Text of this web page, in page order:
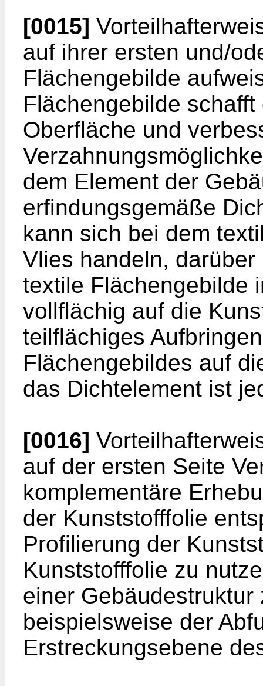
[0015]
auf ihrer ersten und/
Flächengebilde
Flächengebilde
Oberfläche und
dem Element der
erfindungsgemäße
kann sich bei dem
Vlies handeln,
textile Flächengebilde
vollflächig auf die
teilflächiges
Flächengebildes auf
das Dichtelement ist
[0016]
auf der ersten Seite
komplementäre
der Kunststofffolie
Profilierung der
Kunststofffolie zu
einer
beispielsweise der
Erstreckungsebene